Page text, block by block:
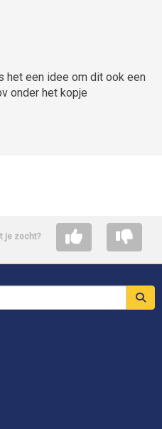
het een idee om dit ook een
onder het kopje
je zocht?